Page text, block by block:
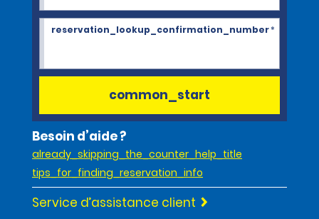
reservation_lookup_confirmation_number*
common_start
Besoin d’aide ?
already_skipping_the_counter_help_title
tips_for_finding_reservation_info
Service d’assistance client